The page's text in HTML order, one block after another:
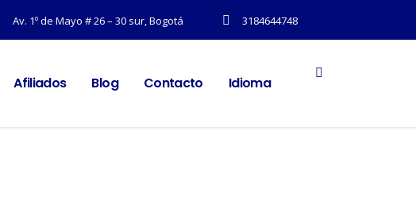
Av. 1º de Mayo # 26 – 30 sur, Bogotá 3184644748
Afiliados Blog Contacto Idioma